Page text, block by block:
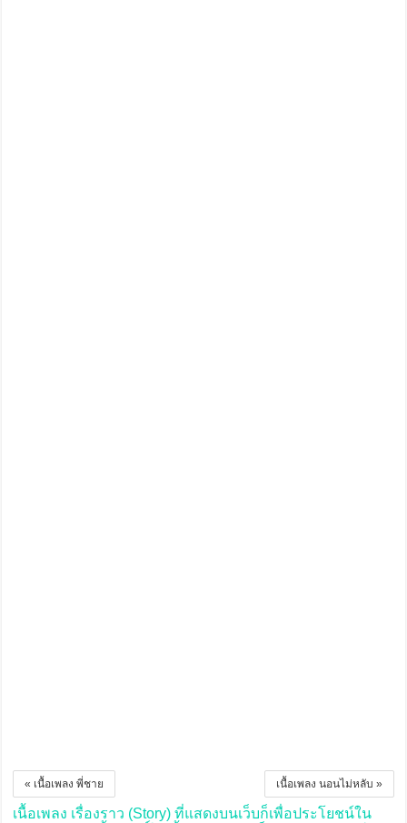
เนื้อเพลง นอนไม่หลับ »
« เนื้อเพลง พี่ชาย
เนื้อเพลง เรื่องราว (Story) ที่แสดงบนเว็บก็เพื่อประโยชน์ใน